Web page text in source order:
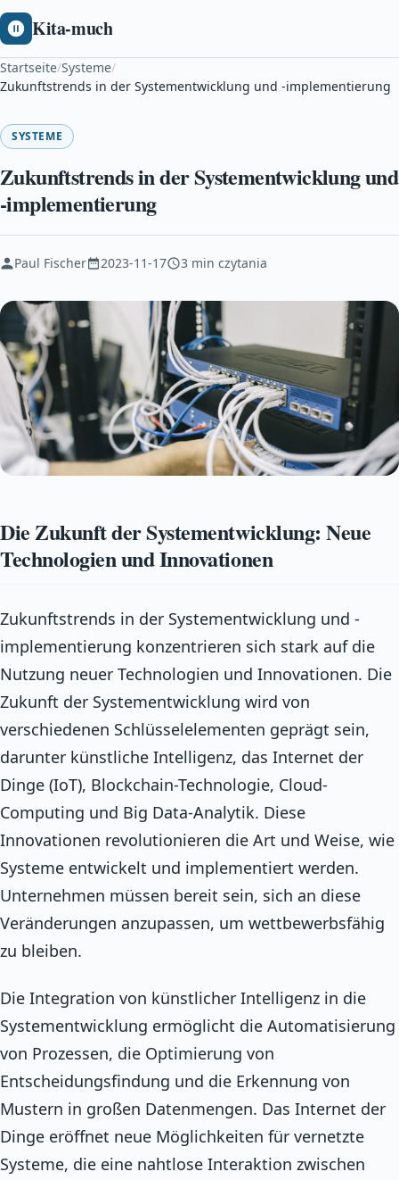
Kita-much
Startseite/Systeme/
Zukunftstrends in der Systementwicklung und -implementierung
SYSTEME
Zukunftstrends in der Systementwicklung und
-implementierung
Paul Fischer 2023-11-17 3 min czytania
Die Zukunft der Systementwicklung: Neue
Technologien und Innovationen
Zukunftstrends in der Systementwicklung und -
implementierung konzentrieren sich stark auf die
Nutzung neuer Technologien und Innovationen. Die
Zukunft der Systementwicklung wird von
verschiedenen Schlüsselelementen geprägt sein,
darunter künstliche Intelligenz, das Internet der
Dinge (IoT), Blockchain-Technologie, Cloud-
Computing und Big Data-Analytik. Diese
Innovationen revolutionieren die Art und Weise, wie
Systeme entwickelt und implementiert werden.
Unternehmen müssen bereit sein, sich an diese
Veränderungen anzupassen, um wettbewerbsfähig
zu bleiben.
Die Integration von künstlicher Intelligenz in die
Systementwicklung ermöglicht die Automatisierung
von Prozessen, die Optimierung von
Entscheidungsfindung und die Erkennung von
Mustern in großen Datenmengen. Das Internet der
Dinge eröffnet neue Möglichkeiten für vernetzte
Systeme, die eine nahtlose Interaktion zwischen